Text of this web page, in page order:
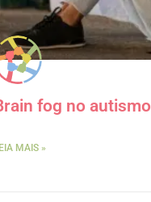
fog no autismo
MAIS »